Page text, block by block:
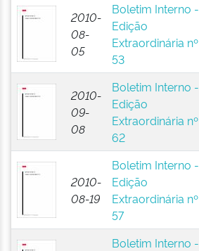
2010-
08-
05
Boletim Interno -
Edição
Extraordinária nº
53
2010-
09-
08
Boletim Interno -
Edição
Extraordinária nº
62
2010-
08-19
Boletim Interno -
Edição
Extraordinária nº
57
Boletim Interno -